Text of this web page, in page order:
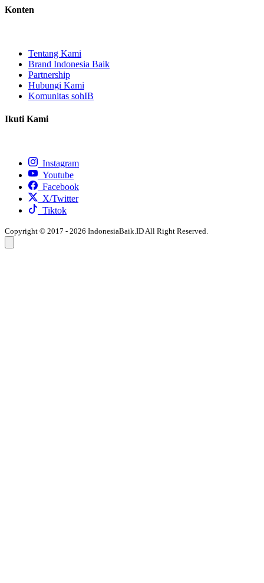
Konten
Tentang Kami
Brand Indonesia Baik
Partnership
Hubungi Kami
Komunitas sohIB
Ikuti Kami
Instagram
Youtube
Facebook
X/Twitter
Tiktok
Copyright © 2017 - 2026 IndonesiaBaik.ID All Right Reserved.